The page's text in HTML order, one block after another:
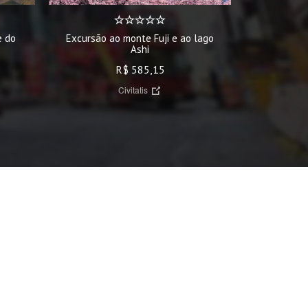
do
Excursão ao monte Fuji e ao lago
Ashi
R$ 585,15
Civitatis